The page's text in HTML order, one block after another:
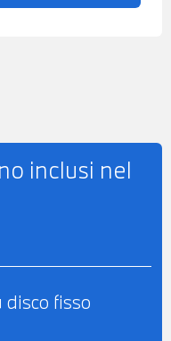
inclusi nel
fisso